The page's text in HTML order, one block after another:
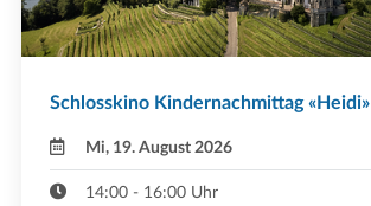
Schlosskino Kindernachmittag «Heidi»
Mi, 19. August 2026
14:00 - 16:00 Uhr